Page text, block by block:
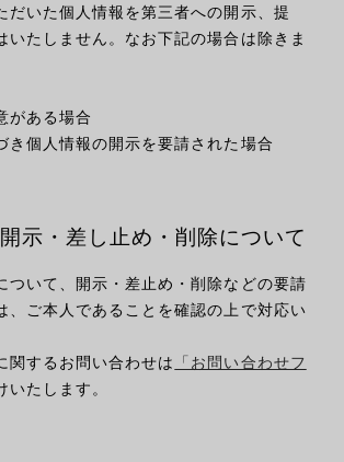
だいた個人情報を第三者への開示、提
いたしません。なお下記の場合は除きま
がある場合
き個人情報の開示を要請された場合
示・差し止め・削除について
ついて、開示・差止め・削除などの要請
、ご本人であることを確認の上で対応い
関するお問い合わせは
「お問い合わせフ
いたします。